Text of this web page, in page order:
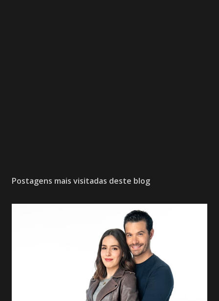
Postagens mais visitadas deste blog